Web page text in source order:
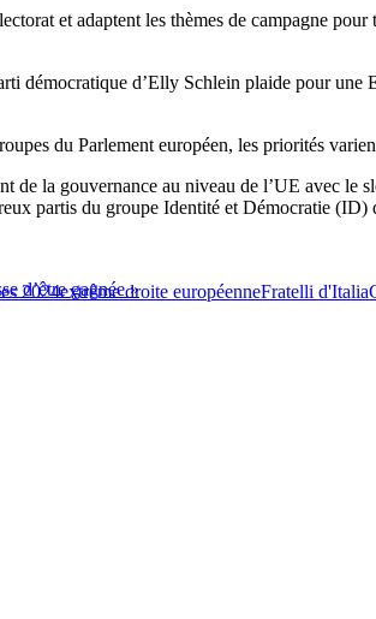
et adaptent les thèmes de campagne
démocratique d’Elly Schlein plaide pour
du Parlement européen, les priorités
de la gouvernance au niveau de l’UE avec le
partis du groupe Identité et Démocratie (ID)
d’être gagnée »
2024extrême droite européenneFratelli d'Italia